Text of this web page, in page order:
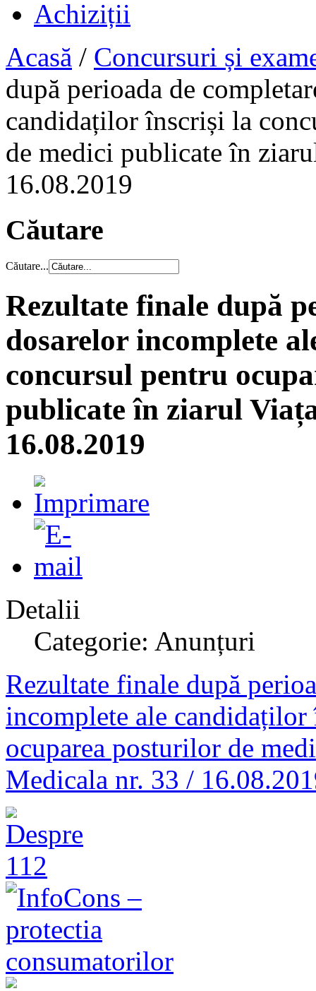
Achiziții
Acasă / Concursuri și
după perioada de
candidaților înscriși la
de medici publicate în
16.08.2019
Căutare
Căutare...
Rezultate finale după
dosarelor incomplete
concursul pentru
publicate în ziarul
16.08.2019
Detalii
Categorie: Anunțuri
Rezultate finale după
incomplete ale
ocuparea posturilor de
Medicala nr. 33 /